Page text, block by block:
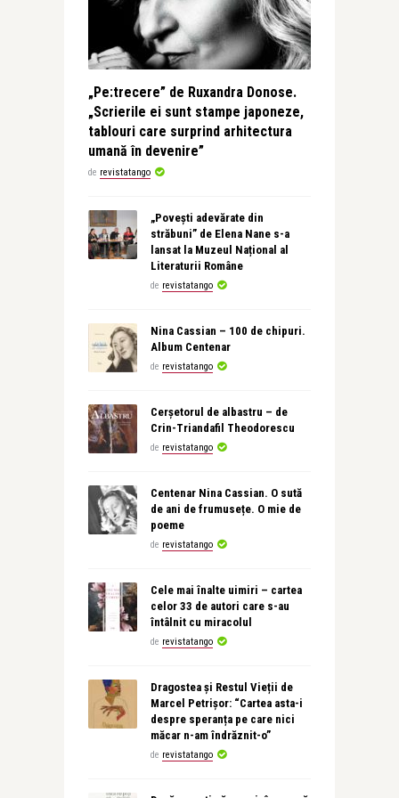
„Pe:trecere” de Ruxandra Donose.
„Scrierile ei sunt stampe japoneze,
tablouri care surprind arhitectura
umană în devenire”
de revistatango
„Povești adevărate din
străbuni” de Elena Nane s-a
lansat la Muzeul Național al
Literaturii Române
de revistatango
Nina Cassian – 100 de chipuri.
Album Centenar
de revistatango
Cerșetorul de albastru – de
Crin-Triandafil Theodorescu
de revistatango
Centenar Nina Cassian. O sută
de ani de frumusețe. O mie de
poeme
de revistatango
Cele mai înalte uimiri – cartea
celor 33 de autori care s-au
întâlnit cu miracolul
de revistatango
Dragostea și Restul Vieții de
Marcel Petrișor: “Cartea asta-i
despre speranța pe care nici
măcar n-am îndrăznit-o”
de revistatango